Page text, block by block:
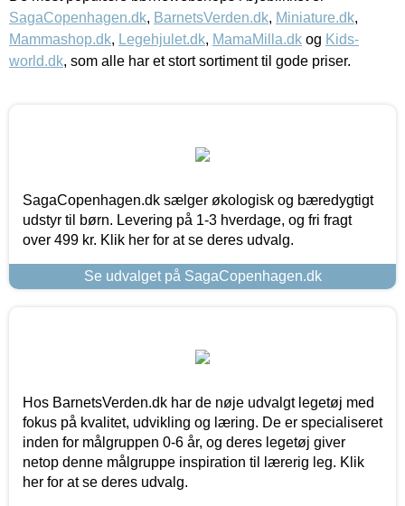
SagaCopenhagen.dk, BarnetsVerden.dk, Miniature.dk,
Mammashop.dk, Legehjulet.dk, MamaMilla.dk og Kids-
world.dk, som alle har et stort sortiment til gode priser.
SagaCopenhagen.dk sælger økologisk og bæredygtigt
udstyr til børn. Levering på 1-3 hverdage, og fri fragt
over 499 kr. Klik her for at se deres udvalg.
Se udvalget på SagaCopenhagen.dk
Hos BarnetsVerden.dk har de nøje udvalgt legetøj med
fokus på kvalitet, udvikling og læring. De er specialiseret
inden for målgruppen 0-6 år, og deres legetøj giver
netop denne målgruppe inspiration til lærerig leg. Klik
her for at se deres udvalg.